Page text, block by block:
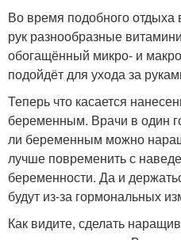
Во время подобного отдыха
рук разнообразные
обогащённый микро- и
подойдёт для ухода за
Теперь что касается
беременным. Врачи в один
ли беременным можно
лучше повременить с
беременности. Да и
будут из-за гормональных
Как видите, сделать